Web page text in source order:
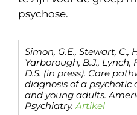
psychose.
Simon, G.E., Stewart, C.,
Yarborough, B.J., Lynch,
D.S. (in press). Care
diagnosis of a psychotic
and young adults.
Psychiatry.Artikel